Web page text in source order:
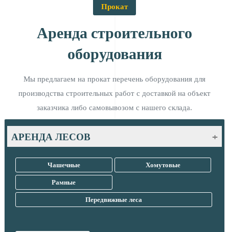
Прокат
Аренда строительного
оборудования
Мы предлагаем на прокат перечень оборудования для
производства строительных работ с доставкой на объект
заказчика либо самовывозом с нашего склада.
АРЕНДА ЛЕСОВ
Главная
Чашечные Хомутовые
Рамные
Передвижные леса